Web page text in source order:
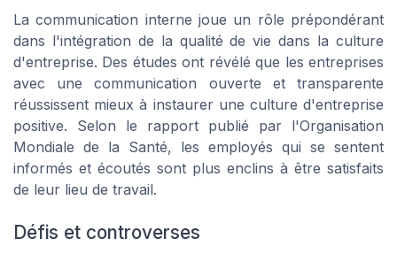
La communication interne joue un rôle prépondérant
dans l'intégration de la qualité de vie dans la culture
d'entreprise. Des études ont révélé que les entreprises
avec une communication ouverte et transparente
réussissent mieux à instaurer une culture d'entreprise
positive. Selon le rapport publié par l'Organisation
Mondiale de la Santé, les employés qui se sentent
informés et écoutés sont plus enclins à être satisfaits
de leur lieu de travail.
Défis et controverses